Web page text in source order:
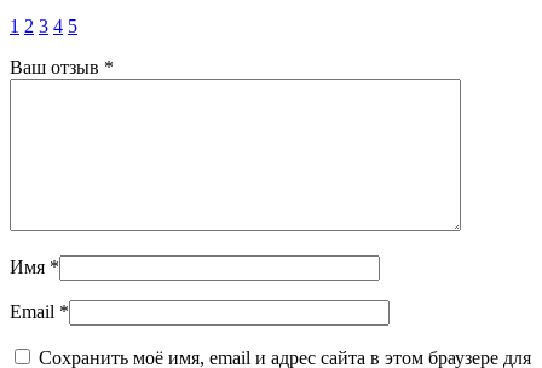
1 2 3 4 5
Ваш отзыв *
Имя *
Email *
Сохранить моё имя, email и адрес сайта в этом браузере для